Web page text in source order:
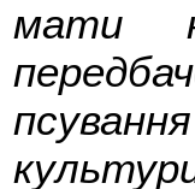
мати